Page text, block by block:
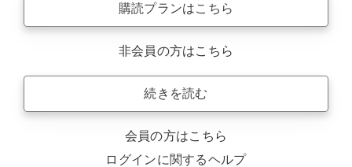
購読プランはこちら
非会員の方はこちら
続きを読む
会員の方はこちら
ログインに関するヘルプ